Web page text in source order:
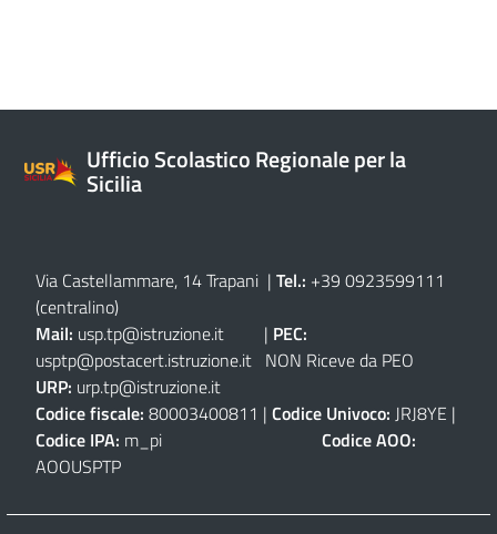
Ufficio Scolastico Regionale per la
Sicilia
Via Castellammare, 14 Trapani | Tel.: +39 0923599111
(centralino)
Mail: usp.tp@istruzione.it | PEC:
usptp@postacert.istruzione.it NON Riceve da PEO
URP: urp.tp@istruzione.it
Codice fiscale: 80003400811 | Codice Univoco: JRJ8YE |
Codice IPA: m_pi Codice AOO:
AOOUSPTP